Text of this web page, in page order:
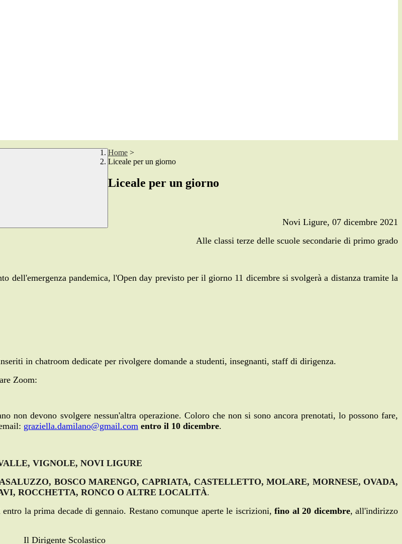
Home >
Liceale per un giorno
Liceale per un giorno
Novi Ligure, 07 dicembre 2021
Alle classi terze delle scuole secondarie di primo grado
dell'emergenza pandemica, l'Open day previsto per il giorno 11 dicembre si svolgerà a distanza tramite la
in chatroom dedicate per rivolgere domande a studenti, insegnanti, staff di dirigenza.
Zoom:
non devono svolgere nessun'altra operazione. Coloro che non si sono ancora prenotati, lo possono fare,
graziella.damilano@gmail.com entro il 10 dicembre.
VIGNOLE, NOVI LIGURE
BOSCO MARENGO, CAPRIATA, CASTELLETTO, MOLARE, MORNESE, OVADA,
ROCCHETTA, RONCO O ALTRE LOCALITÀ.
la prima decade di gennaio. Restano comunque aperte le iscrizioni, fino al 20 dicembre, all'indirizzo
Il Dirigente Scolastico